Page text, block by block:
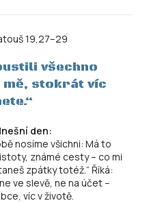
19,27–29
všechno
mě, stokrát víc
den:
nosíme všichni: Má to
známé cesty – co mi
zpátky totéž.“ Říká:
ve slevě, ne na účet –
víc v životě.